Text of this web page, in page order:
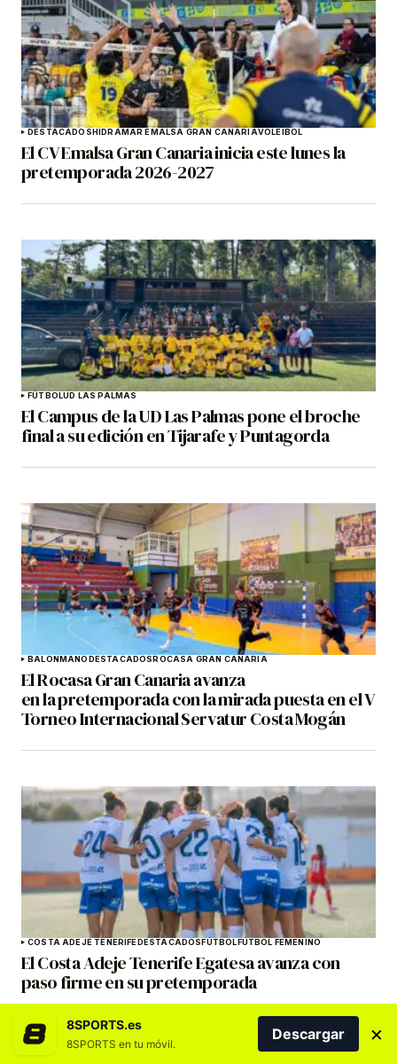
DESTACADOSHIDRAMAR EMALSA GRAN CANARIAVOLEIBOL
El CV Emalsa Gran Canaria inicia este lunes la
pretemporada 2026-2027
FÚTBOLUD LAS PALMAS
El Campus de la UD Las Palmas pone el broche
final a su edición en Tijarafe y Puntagorda
BALONMANODESTACADOSROCASA GRAN CANARIA
El Rocasa Gran Canaria avanza
en la pretemporada con la mirada puesta en el V
Torneo Internacional Servatur Costa Mogán
COSTA ADEJE TENERIFEDESTACADOSFÚTBOLFÚTBOL FEMENINO
El Costa Adeje Tenerife Egatesa avanza con
paso firme en su pretemporada
8SPORTS.es
8SPORTS en tu móvil.
Descargar ×